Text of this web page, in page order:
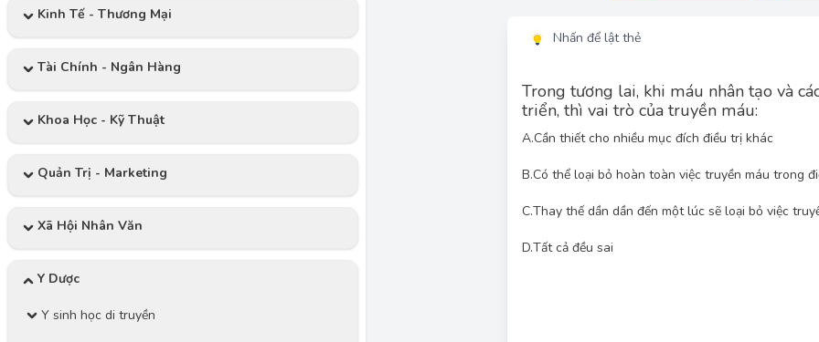
Kinh Tế - Thương Mại
Tài Chính - Ngân Hàng
Khoa Học - Kỹ Thuật
Quản Trị - Marketing
Xã Hội Nhân Văn
Y Dược
Y sinh học di truyền
Nhấn để lật thẻ
Trong tương lai, khi máu nhân tạo và
triển, thì vai trò của truyền máu:
A.Cần thiết cho nhiều mục đích điều trị khác
B.Có thể loại bỏ hoàn toàn việc truyền máu trong
C.Thay thế dần dần đến một lúc sẽ loại bỏ việc
D.Tất cả đều sai
Mặc dù máu nhân tạo và các yếu tố đông máu
khác. Ví dụ, trong các trường hợp mất máu lớn